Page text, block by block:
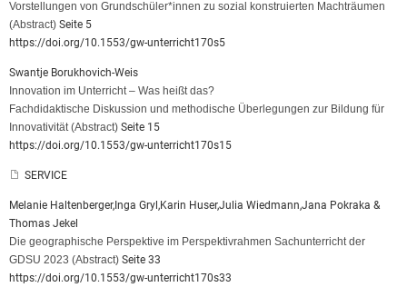
Vorstellungen von Grundschüler*innen zu sozial konstruierten Machträumen
(Abstract) Seite 5
https://doi.org/10.1553/gw-unterricht170s5
Swantje Borukhovich-Weis
Innovation im Unterricht – Was heißt das?
Fachdidaktische Diskussion und methodische Überlegungen zur Bildung für
Innovativität (Abstract) Seite 15
https://doi.org/10.1553/gw-unterricht170s15
SERVICE
Melanie Haltenberger,Inga Gryl,Karin Huser,Julia Wiedmann,Jana Pokraka &
Thomas Jekel
Die geographische Perspektive im Perspektivrahmen Sachunterricht der
GDSU 2023 (Abstract) Seite 33
https://doi.org/10.1553/gw-unterricht170s33